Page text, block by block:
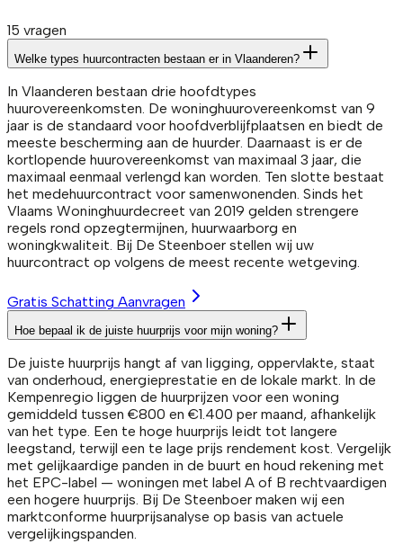
15 vragen
Welke types huurcontracten bestaan er in Vlaanderen?
In Vlaanderen bestaan drie hoofdtypes
huurovereenkomsten. De woninghuurovereenkomst van 9
jaar is de standaard voor hoofdverblijfplaatsen en biedt de
meeste bescherming aan de huurder. Daarnaast is er de
kortlopende huurovereenkomst van maximaal 3 jaar, die
maximaal eenmaal verlengd kan worden. Ten slotte bestaat
het medehuurcontract voor samenwonenden. Sinds het
Vlaams Woninghuurdecreet van 2019 gelden strengere
regels rond opzegtermijnen, huurwaarborg en
woningkwaliteit. Bij De Steenboer stellen wij uw
huurcontract op volgens de meest recente wetgeving.
Gratis Schatting Aanvragen
Hoe bepaal ik de juiste huurprijs voor mijn woning?
De juiste huurprijs hangt af van ligging, oppervlakte, staat
van onderhoud, energieprestatie en de lokale markt. In de
Kempenregio liggen de huurprijzen voor een woning
gemiddeld tussen €800 en €1.400 per maand, afhankelijk
van het type. Een te hoge huurprijs leidt tot langere
leegstand, terwijl een te lage prijs rendement kost. Vergelijk
met gelijkaardige panden in de buurt en houd rekening met
het EPC-label — woningen met label A of B rechtvaardigen
een hogere huurprijs. Bij De Steenboer maken wij een
marktconforme huurprijsanalyse op basis van actuele
vergelijkingspanden.